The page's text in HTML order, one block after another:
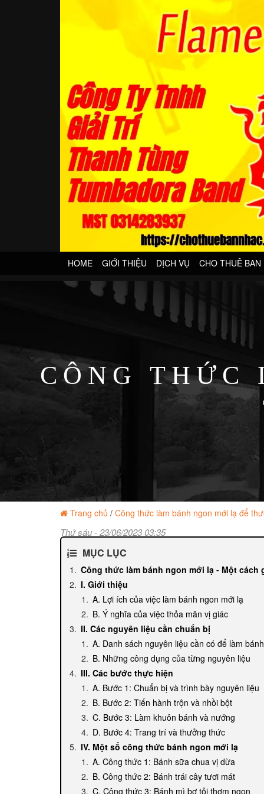
HOME GIỚI THIỆU DỊCH VỤ CHO THUÊ BAN
CÔNG
Trang chủ / Công thức làm bánh ngon mới lạ để
Thứ sáu - 23/06/2023 03:35
MỤC LỤC
Công thức làm bánh ngon mới lạ - Một cách
I. Giới thiệu
A. Lợi ích của việc làm bánh ngon mới lạ
B. Ý nghĩa của việc thỏa mãn vị giác
II. Các nguyên liệu cần chuẩn bị
A. Danh sách nguyên liệu cần có để làm
B. Những công dụng của từng nguyên liệu
III. Các bước thực hiện
A. Bước 1: Chuẩn bị và trình bày nguyên liệu
B. Bước 2: Tiến hành trộn và nhồi bột
C. Bước 3: Làm khuôn bánh và nướng
D. Bước 4: Trang trí và thưởng thức
IV. Một số công thức bánh ngon mới lạ
A. Công thức 1: Bánh sữa chua vị dừa
B. Công thức 2: Bánh trái cây tươi mát
C. Công thức 3: Bánh mì bơ tỏi thơm ngon